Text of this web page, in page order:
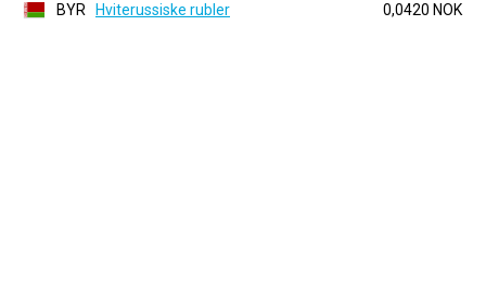
BYR
Hviterussiske rubler 0,0420 NOK